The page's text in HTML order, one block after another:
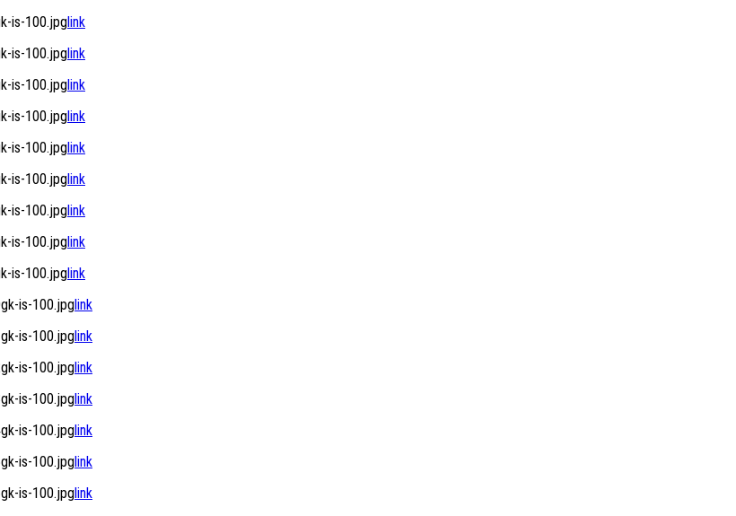
is-100.jpglink
is-100.jpglink
is-100.jpglink
is-100.jpglink
is-100.jpglink
is-100.jpglink
is-100.jpglink
is-100.jpglink
is-100.jpglink
is-100.jpglink
is-100.jpglink
is-100.jpglink
is-100.jpglink
is-100.jpglink
is-100.jpglink
is-100.jpglink